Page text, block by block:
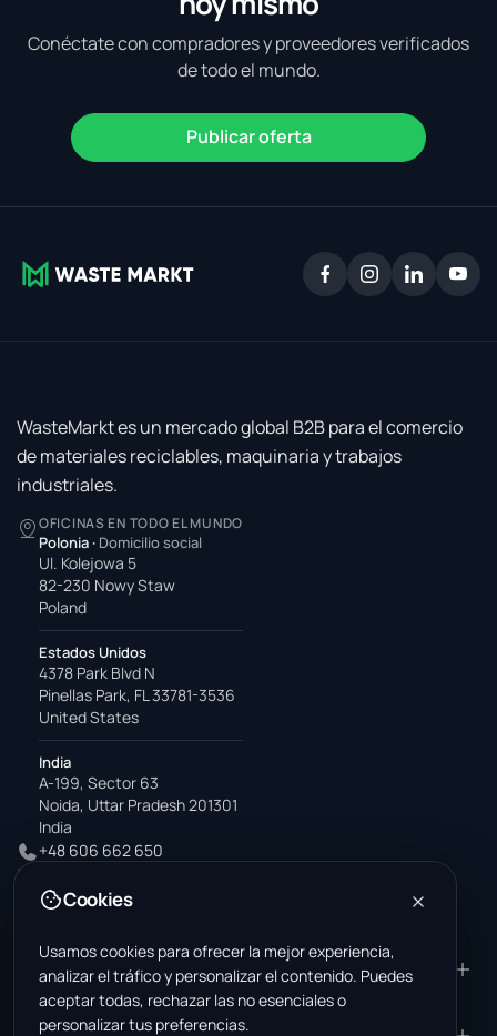
Conéctate con compradores y proveedores verificados
de todo el mundo.
Publicar oferta
WasteMarkt es un mercado global B2B para el comercio
de materiales reciclables, maquinaria y trabajos
industriales.
OFICINAS EN TODO EL MUNDO
Polonia · Domicilio social
Ul. Kolejowa 5
82-230 Nowy Staw
Poland
Estados Unidos
4378 Park Blvd N
Pinellas Park, FL 33781-3536
United States
India
A-199, Sector 63
Noida, Uttar Pradesh 201301
India
+48 606 662 650
office@wastemarkt.com
PRODUCTO
Mercado
RESOURCES
Supplier Academy
Cookies
Usamos cookies para ofrecer la mejor experiencia,
analizar el tráfico y personalizar el contenido. Puedes
aceptar todas, rechazar las no esenciales o
personalizar tus preferencias.